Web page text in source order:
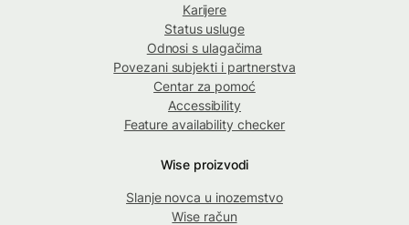
Karijere
Status usluge
Odnosi s ulagačima
Povezani subjekti i partnerstva
Centar za pomoć
Accessibility
Feature availability checker
Wise proizvodi
Slanje novca u inozemstvo
Wise račun